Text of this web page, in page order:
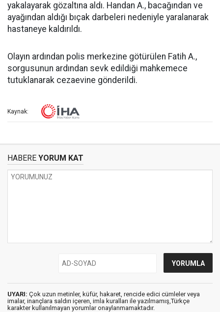
yakalayarak gözaltına aldı. Handan A., bacağından ve
ayağından aldığı bıçak darbeleri nedeniyle yaralanarak
hastaneye kaldırıldı.
Olayın ardından polis merkezine götürülen Fatih A.,
sorgusunun ardından sevk edildiği mahkemece
tutuklanarak cezaevine gönderildi.
Kaynak:
HABERE YORUM KAT
UYARI: Çok uzun metinler, küfür, hakaret, rencide edici cümleler veya
imalar, inançlara saldırı içeren, imla kuralları ile yazılmamış,Türkçe
karakter kullanılmayan yorumlar onaylanmamaktadır.